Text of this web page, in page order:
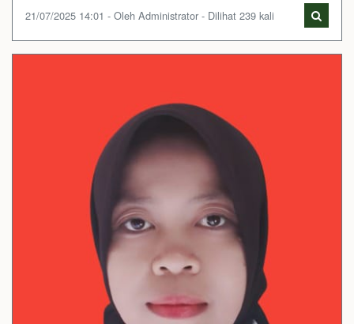
21/07/2025 14:01 - Oleh Administrator - Dilihat 239 kali